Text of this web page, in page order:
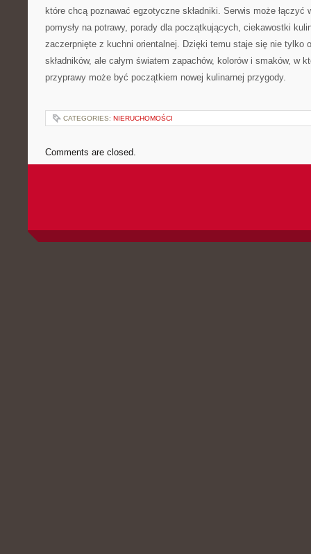
które chcą poznawać egzotyczne składniki. Serwis może łączyć
pomysły na potrawy, porady dla początkujących, ciekawostki
zaczerpnięte z kuchni orientalnej. Dzięki temu staje się nie tylko
składników, ale całym światem zapachów, kolorów i smaków, w
przyprawy może być początkiem nowej kulinarnej przygody.
CATEGORIES: NIERUCHOMOŚCI
Comments are closed.